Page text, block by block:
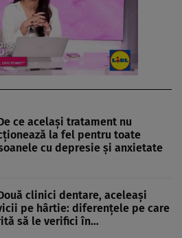
ce același tratament nu
la fel pentru toate
cu depresie și anxietate
clinici dentare, aceleași
pe hârtie: diferențele pe care
să le verifici în…